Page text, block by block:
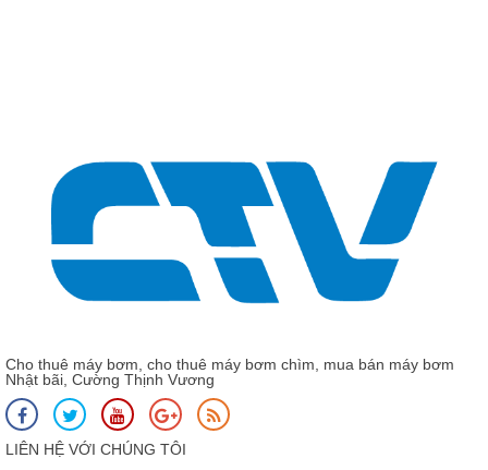
Cho thuê máy bơm, cho thuê máy bơm chìm, mua bán máy bơm
Nhật bãi, Cường Thịnh Vương
LIÊN HỆ VỚI CHÚNG TÔI